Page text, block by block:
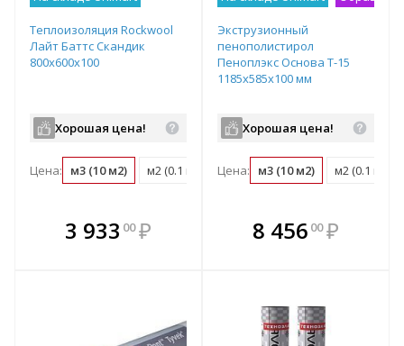
Теплоизоляция Rockwool
Лайт Баттс Скандик
800х600х100
Хорошая цена!
Цена: м3 (10 м2) м2 (0.1 м3) упаковка (0.29 м3)
3 933 00 ₽
В комплекте
всегда выгоднее!
Экструзионный
пенополистирол
Пеноплэкс Основа Т-15
1185х585х100 мм
Хорошая цена!
Цена: м3 (10 м2) м2 (0.1 м3)
В комплекте
всегда выгоднее!
8 456 00 ₽